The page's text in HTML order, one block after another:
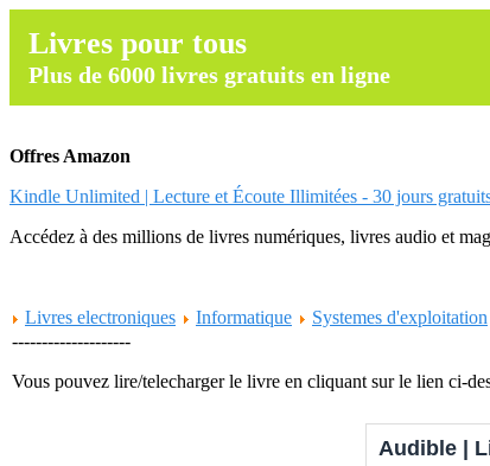
Livres pour tous
Plus de 6000 livres gratuits en ligne
Offres Amazon
Kindle Unlimited | Lecture et Écoute Illimitées - 30 jours
Accédez à des millions de livres numériques, livres audio et
Livres electroniques
Informatique Systemes d'exploitation
--------------------
Vous pouvez lire/telecharger le livre en cliquant sur le lien ci-
Audible |